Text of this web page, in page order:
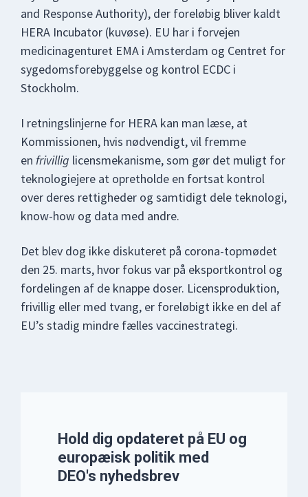
and Response Authority), der foreløbig bliver kaldt
HERA Incubator (kuvøse). EU har i forvejen
medicinagenturet EMA i Amsterdam og Centret for
sygedomsforebyggelse og kontrol ECDC i
Stockholm.
I retningslinjerne for HERA kan man læse, at
Kommissionen, hvis nødvendigt, vil fremme
en frivillig licensmekanisme, som gør det muligt for
teknologiejere at opretholde en fortsat kontrol
over deres rettigheder og samtidigt dele teknologi,
know-how og data med andre.
Det blev dog ikke diskuteret på corona-topmødet
den 25. marts, hvor fokus var på eksportkontrol og
fordelingen af de knappe doser. Licensproduktion,
frivillig eller med tvang, er foreløbigt ikke en del af
EU’s stadig mindre fælles vaccinestrategi.
Hold dig opdateret på EU og
europæisk politik med
DEO's nyhedsbrev